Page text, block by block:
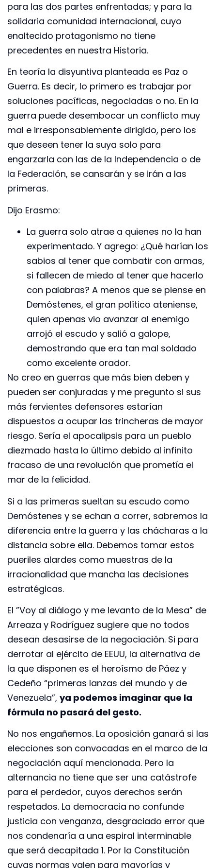
para las dos partes enfrentadas; y para la
solidaria comunidad internacional, cuyo
enaltecido protagonismo no tiene
precedentes en nuestra Historia.
En teoría la disyuntiva planteada es Paz o
Guerra. Es decir, lo primero es trabajar por
soluciones pacíficas, negociadas o no. En la
guerra puede desembocar un conflicto muy
mal e irresponsablemente dirigido, pero los
que deseen tener la suya solo para
engarzarla con las de la Independencia o de
la Federación, se cansarán y se irán a las
primeras.
Dijo Erasmo:
La guerra solo atrae a quienes no la han
experimentado. Y agrego: ¿Qué harían los
sabios al tener que combatir con armas,
si fallecen de miedo al tener que hacerlo
con palabras? A menos que se piense en
Demóstenes, el gran político ateniense,
quien apenas vio avanzar al enemigo
arrojó el escudo y salió a galope,
demostrando que era tan mal soldado
como excelente orador.
No creo en guerras que más bien deben y
pueden ser conjuradas y me pregunto si sus
más fervientes defensores estarían
dispuestos a ocupar las trincheras de mayor
riesgo. Sería el apocalipsis para un pueblo
diezmado hasta lo último debido al infinito
fracaso de una revolución que prometía el
mar de la felicidad.
Si a las primeras sueltan su escudo como
Demóstenes y se echan a correr, sabremos la
diferencia entre la guerra y las chácharas a la
distancia sobre ella. Debemos tomar estos
pueriles alardes como muestras de la
irracionalidad que mancha las decisiones
estratégicas.
El ”Voy al diálogo y me levanto de la Mesa” de
Arreaza y Rodríguez sugiere que no todos
desean desasirse de la negociación. Si para
derrotar al ejército de EEUU, la alternativa de
la que disponen es el heroísmo de Páez y
Cedeño “primeras lanzas del mundo y de
Venezuela”, ya podemos imaginar que la
fórmula no pasará del gesto.
No nos engañemos. La oposición ganará si las
elecciones son convocadas en el marco de la
negociación aquí mencionada. Pero la
alternancia no tiene que ser una catástrofe
para el perdedor, cuyos derechos serán
respetados. La democracia no confunde
justicia con venganza, desgraciado error que
nos condenaría a una espiral interminable
que será decapitada 1. Por la Constitución
cuyas normas valen para mayorías y